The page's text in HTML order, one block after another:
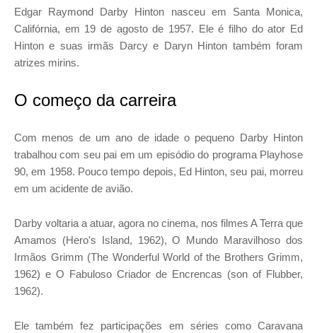
Edgar Raymond Darby Hinton nasceu em Santa Monica,
Califórnia, em 19 de agosto de 1957. Ele é filho do ator Ed
Hinton e suas irmãs Darcy e Daryn Hinton também foram
atrizes mirins.
O começo da carreira
Com menos de um ano de idade o pequeno Darby Hinton
trabalhou com seu pai em um episódio do programa Playhose
90, em 1958. Pouco tempo depois, Ed Hinton, seu pai, morreu
em um acidente de avião.
Darby voltaria a atuar, agora no cinema, nos filmes A Terra que
Amamos (Hero's Island, 1962), O Mundo Maravilhoso dos
Irmãos Grimm (The Wonderful World of the Brothers Grimm,
1962) e O Fabuloso Criador de Encrencas (son of Flubber,
1962).
Ele também fez participações em séries como Caravana